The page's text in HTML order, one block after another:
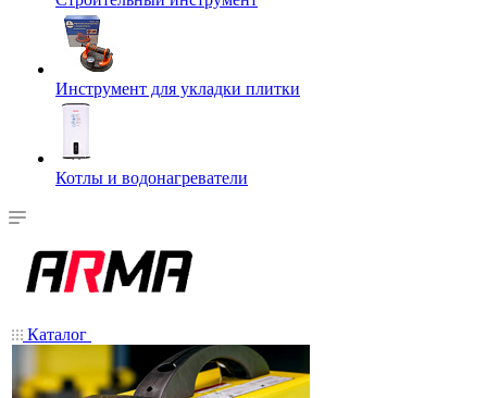
Инструмент для укладки плитки
Котлы и водонагреватели
Каталог